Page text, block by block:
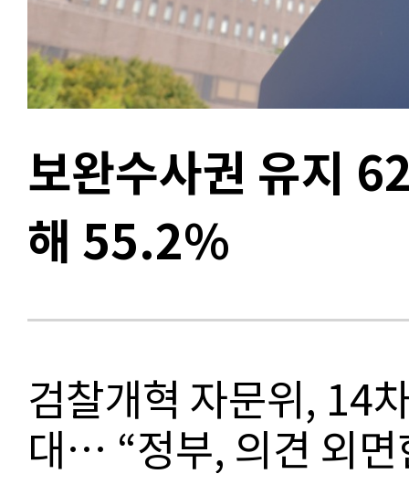
보완수사권 유지
해 55.2%
검찰개혁 자문위, 14
대… “정부, 의견 외면